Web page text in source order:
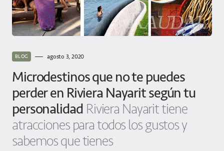
BLOG agosto 3, 2020
Microdestinos que no te puedes
perder en Riviera Nayarit según tu
personalidad Riviera Nayarit tiene
atracciones para todos los gustos y
sabemos que tienes